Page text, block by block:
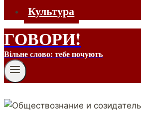
Культура
ГОВОРИ!
Вільне слово: тебе почують